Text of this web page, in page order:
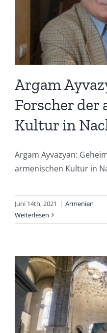
Argam
Forscher der
Kultur in
Argam Ayvazyan:
armenischen Kultur in
Juni 14th, 2021 | Armenien
Weiterlesen